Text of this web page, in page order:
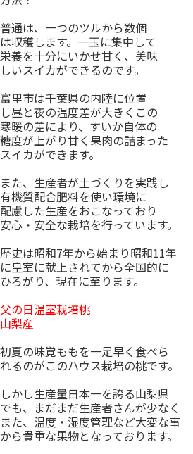
普通は、一つのツルから数個
は収穫します。一玉に集中して
栄養を十分にいかせ甘く、美味
しいスイカができるのです。
富里市は千葉県の内陸に位置
し昼と夜の温度差が大きくこの
寒暖の差により、すいか自体の
糖度が上がり甘く果肉の詰まった
スイカができます。
また、生産者が土づくりを実践し
有機質配合肥料を使い環境に
配慮した生産をおこなっており
安心・安全な栽培を行っています。
歴史は昭和7年から始まり昭和11年
に皇室に献上されてから全国的に
ひろがり、現在に至ります。
父の日温室栽培桃
山梨産
初夏の味覚ももを一足早く食べら
れるのがこのハウス栽培の桃です。
しかし生産量日本一を誇る山梨県
でも、まだまだ生産者さんが少なく
また、温度・湿度管理など大変な事
から貴重な果物となっております。